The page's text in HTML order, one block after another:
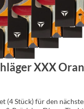
XXX
(4 Stück) für den